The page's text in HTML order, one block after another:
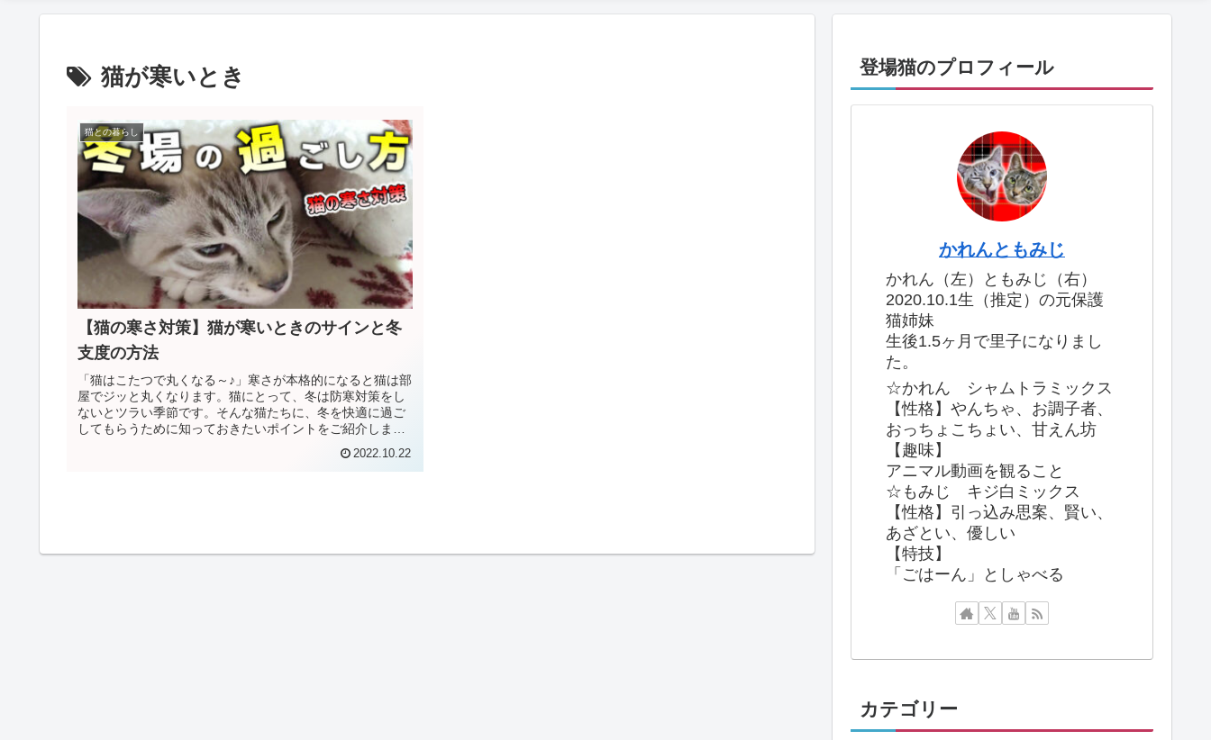
猫が寒いとき
猫との暮らし
【猫の寒さ対策】猫が寒いときのサインと冬
支度の方法
「猫はこたつで丸くなる～♪」寒さが本格的になると猫は部
屋でジッと丸くなります。猫にとって、冬は防寒対策をし
ないとツラい季節です。そんな猫たちに、冬を快適に過ご
してもらうために知っておきたいポイントをご紹介しま
2022.10.22
登場猫のプロフィール
かれんともみじ
かれん（左）ともみじ（右）
2020.10.1生（推定）の元保護
猫姉妹
生後1.5ヶ月で里子になりまし
た。
☆かれん シャムトラミックス
【性格】やんちゃ、お調子者、
おっちょこちょい、甘えん坊
【趣味】
アニマル動画を観ること
☆もみじ キジ白ミックス
【性格】引っ込み思案、賢い、
あざとい、優しい
【特技】
「ごはーん」としゃべる
カテゴリー